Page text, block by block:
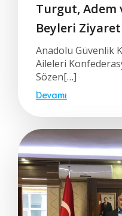
Turgut, Adem
Beyleri Ziyaret
Anadolu Güvenlik
Aileleri
Sözen[…]
Devamı